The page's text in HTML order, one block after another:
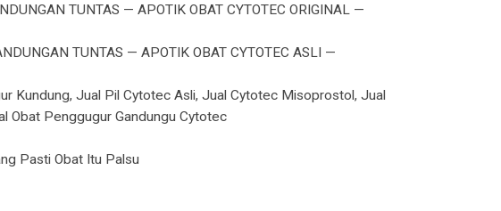
TUNTAS — APOTIK OBAT CYTOTEC ORIGINAL —
TUNTAS — APOTIK OBAT CYTOTEC ASLI —
Kundung, Jual Pil Cytotec Asli, Jual Cytotec Misoprostol, Jual
Obat Penggugur Gandungu Cytotec
Pasti Obat Itu Palsu